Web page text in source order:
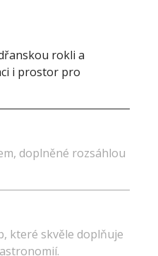
rokli a
i prostor pro
doplněné rozsáhlou
které skvěle doplňuje